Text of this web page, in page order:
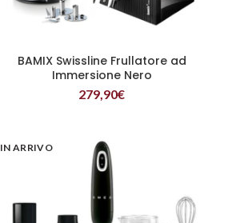
LEGGI TUTTO
BAMIX Swissline Frullatore ad
Immersione Nero
279,90€
IN ARRIVO